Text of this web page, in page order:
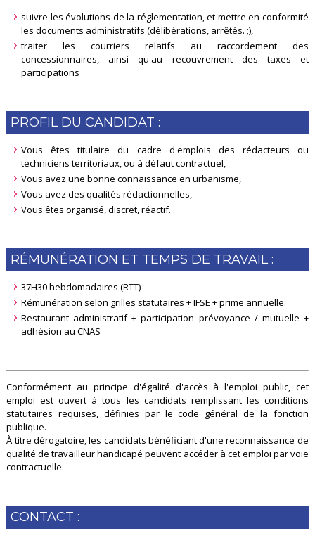
suivre les évolutions de la réglementation, et mettre en conformité
les documents administratifs (délibérations, arrêtés. ;),
traiter les courriers relatifs au raccordement des
concessionnaires, ainsi qu'au recouvrement des taxes et
participations
PROFIL DU CANDIDAT :
Vous êtes titulaire du cadre d'emplois des rédacteurs ou
techniciens territoriaux, ou à défaut contractuel,
Vous avez une bonne connaissance en urbanisme,
Vous avez des qualités rédactionnelles,
Vous êtes organisé, discret, réactif.
RÉMUNÉRATION ET TEMPS DE TRAVAIL :
37H30 hebdomadaires (RTT)
Rémunération selon grilles statutaires + IFSE + prime annuelle.
Restaurant administratif + participation prévoyance / mutuelle +
adhésion au CNAS
Conformément au principe d'égalité d'accès à l'emploi public, cet
emploi est ouvert à tous les candidats remplissant les conditions
statutaires requises, définies par le code général de la fonction
publique.
À titre dérogatoire, les candidats bénéficiant d'une reconnaissance de
qualité de travailleur handicapé peuvent accéder à cet emploi par voie
contractuelle.
CONTACT :